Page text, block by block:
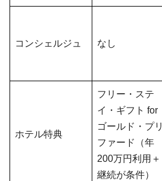
コンシェルジュ なし
ホテル特典
フリー・ステ
イ・ギフト for
ゴールド・プリ
ファード（年
200万円利用＋
継続が条件）